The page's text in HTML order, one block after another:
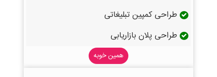
طراحی کمپین تبلیغاتی
طراحی پلان بازاریابی
همین خوبه